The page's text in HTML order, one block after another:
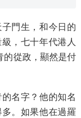
門生，和今日的
，七十年代港人
的從政，顯然是付
名字？他的知名
。如果他在過羅